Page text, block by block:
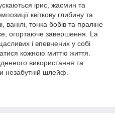
ірис, жасмин та
квіткову глибину та
ванілі, тонка бобів та праліне
огортаюче завершення. La
і впевнених у собі
кожною миттю життя.
використання та
незабутній шлейф.